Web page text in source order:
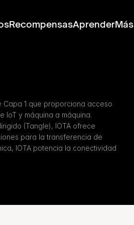
RecompensasAprenderMás
Capa 1 que proporciona acceso
IoT y máquina a máquina.
(Tangle), IOTA ofrece
para la transferencia de
IOTA potencia la conectividad